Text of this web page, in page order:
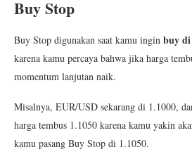
Buy Stop
Buy Stop digunakan saat kamu ingin buy di
karena kamu percaya bahwa jika harga
momentum lanjutan naik.
Misalnya, EUR/USD sekarang di 1.1000,
harga tembus 1.1050 karena kamu yakin
kamu pasang Buy Stop di 1.1050.